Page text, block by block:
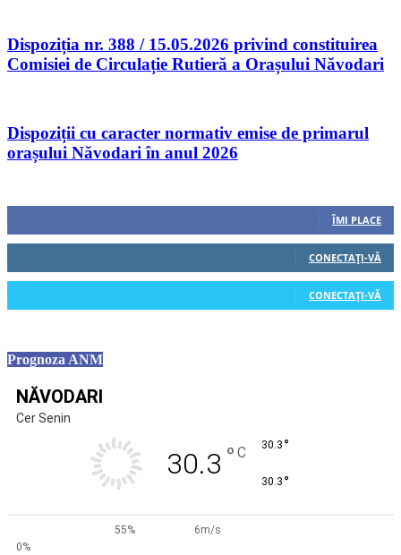
Dispoziția nr. 388 / 15.05.2026 privind constituirea
Comisiei de Circulație Rutieră a Orașului Năvodari
Dispoziții cu caracter normativ emise de primarul
orașului Năvodari în anul 2026
ÎMI PLACE
CONECTAȚI-VĂ
CONECTAȚI-VĂ
Prognoza ANM
NĂVODARI
Cer Senin
30.3 ° C 30.3 °
30.3 °
55%
6m/s
0%